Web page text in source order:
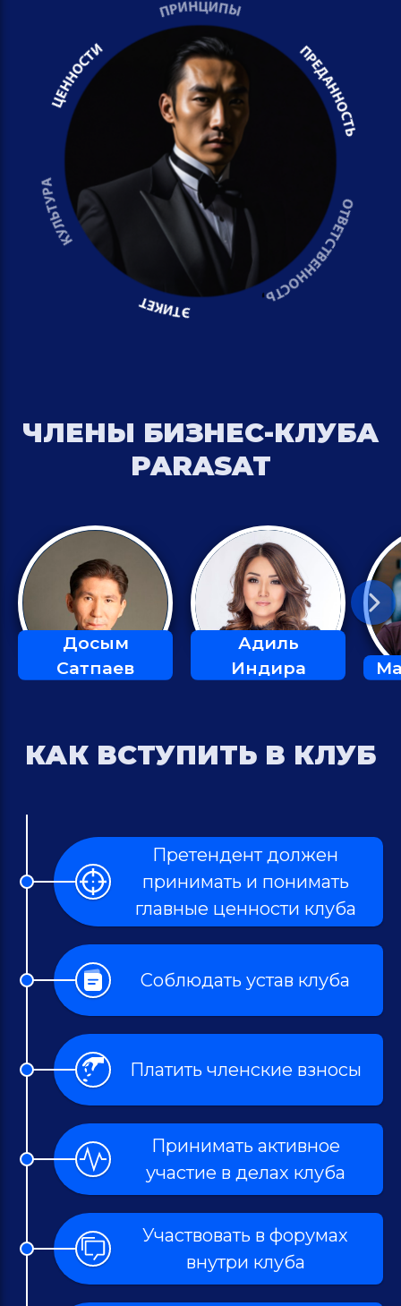
ЧЛЕНЫ БИЗНЕС-КЛУБА
PARASAT
Досым
Сатпаев
Адиль
Индира
КАК ВСТУПИТЬ В КЛУБ
Претендент должен
принимать и понимать
главные ценности клуба
Соблюдать устав клуба
Платить членские взносы
Принимать активное
участие в делах клуба
Участвовать в форумах
внутри клуба